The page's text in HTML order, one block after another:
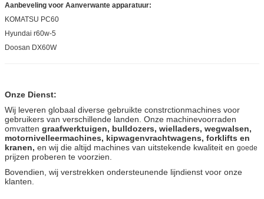
Aanbeveling voor Aanverwante apparatuur:
KOMATSU PC60
Hyundai r60w-5
Doosan DX60W
Onze Dienst:
Wij leveren globaal diverse gebruikte constrctionmachines voor
gebruikers van verschillende landen. Onze machinevoorraden
omvatten graafwerktuigen, bulldozers, wielladers, wegwalsen,
motornivelleermachines, kipwagenvrachtwagens, forklifts en
kranen, en wij die altijd machines van uitstekende kwaliteit en goede
prijzen proberen te voorzien.
Bovendien, wij verstrekken ondersteunende lijndienst voor onze
klanten.